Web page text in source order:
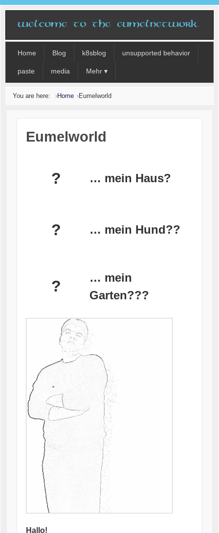
Home Blog k8sblog unsupported behavior
paste media Mehr ▾
You are here: Home Eumelworld
Eumelworld
? … mein Haus?
? … mein Hund??
?
… mein
Garten???
Hallo!